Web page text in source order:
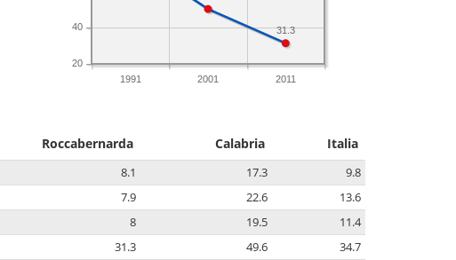
1991 2001 2011
20
40 31.3
Roccabernarda Calabria Italia
8.1 17.3
9.8
7.9 22.6
13.6
8 19.5
11.4
31.3 49.6 34.7